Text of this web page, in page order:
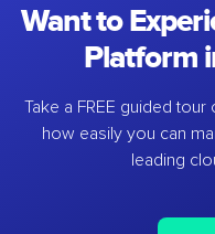
Want to
Platform
Take a FREE guided
how easily you can
leading